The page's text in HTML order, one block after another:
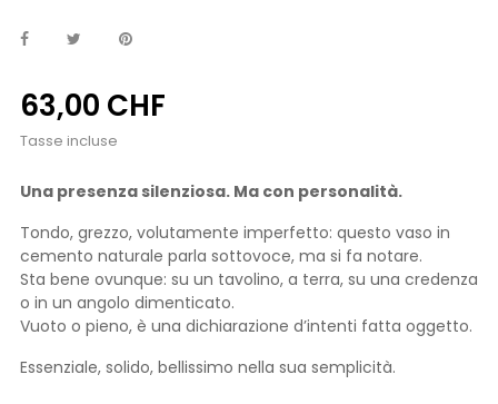
63,00 CHF
Tasse incluse
Una presenza silenziosa. Ma con personalità.
Tondo, grezzo, volutamente imperfetto: questo vaso in
cemento naturale parla sottovoce, ma si fa notare.
Sta bene ovunque: su un tavolino, a terra, su una credenza
o in un angolo dimenticato.
Vuoto o pieno, è una dichiarazione d’intenti fatta oggetto.
Essenziale, solido, bellissimo nella sua semplicità.